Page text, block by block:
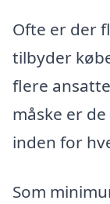
Ofte er der
tilbyder
flere
måske er
inden for
Som